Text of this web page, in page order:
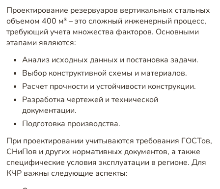
Проектирование резервуаров вертикальных стальных
объемом 400 м³ – это сложный инженерный процесс,
требующий учета множества факторов. Основными
этапами являются:
Анализ исходных данных и постановка задачи.
Выбор конструктивной схемы и материалов.
Расчет прочности и устойчивости конструкции.
Разработка чертежей и технической
документации.
Подготовка производства.
При проектировании учитываются требования ГОСТов,
СНиПов и других нормативных документов, а также
специфические условия эксплуатации в регионе. Для
КЧР важны следующие аспекты: